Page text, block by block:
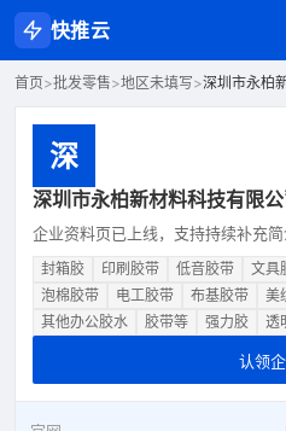
快推云
首页>批发零售>地区未填写>深圳市永柏
深
深圳市永柏新材料科技有限公
企业资料页已上线，支持持续补充简
封箱胶 印刷胶带 低音胶带 文具
泡棉胶带
电工胶带 布基胶带 美
其他办公胶水
胶带等 强力胶 透
认领